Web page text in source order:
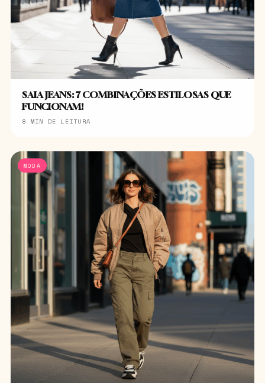
SAIA JEANS: 7 COMBINAÇÕES ESTILOSAS QUE
FUNCIONAM!
8 MIN DE LEITURA
MODA